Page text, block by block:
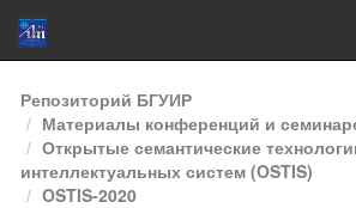
Skip
navigation
Репозиторий БГУИР
Материалы конференций и
Открытые семантические
интеллектуальных систем (OSTIS)
OSTIS-2020